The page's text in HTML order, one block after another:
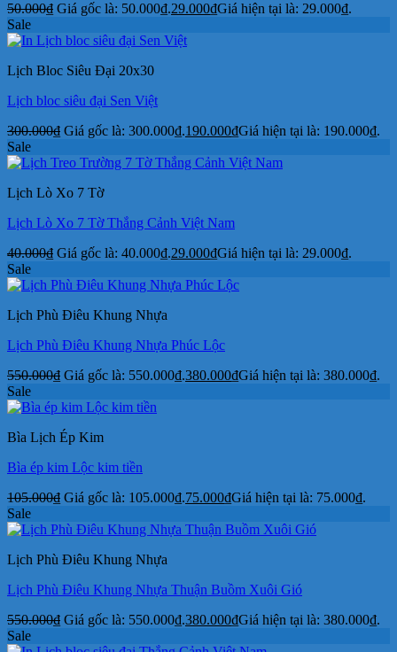
50.000₫ Giá gốc là: 50.000₫.29.000₫Giá hiện tại là: 29.000₫.
Sale
Lịch Bloc Siêu Đại 20x30
Lịch bloc siêu đại Sen Việt
300.000₫ Giá gốc là: 300.000₫.190.000₫Giá hiện tại là: 190.000₫.
Sale
Lịch Lò Xo 7 Tờ
Lịch Lò Xo 7 Tờ Thắng Cảnh Việt Nam
40.000₫ Giá gốc là: 40.000₫.29.000₫Giá hiện tại là: 29.000₫.
Sale
Lịch Phù Điêu Khung Nhựa
Lịch Phù Điêu Khung Nhựa Phúc Lộc
550.000₫ Giá gốc là: 550.000₫.380.000₫Giá hiện tại là: 380.000₫.
Sale
Bìa Lịch Ép Kim
Bìa ép kim Lộc kim tiền
105.000₫ Giá gốc là: 105.000₫.75.000₫Giá hiện tại là: 75.000₫.
Sale
Lịch Phù Điêu Khung Nhựa
Lịch Phù Điêu Khung Nhựa Thuận Buồm Xuôi Gió
550.000₫ Giá gốc là: 550.000₫.380.000₫Giá hiện tại là: 380.000₫.
Sale